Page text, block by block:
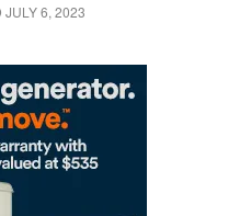
JULY 6, 2023